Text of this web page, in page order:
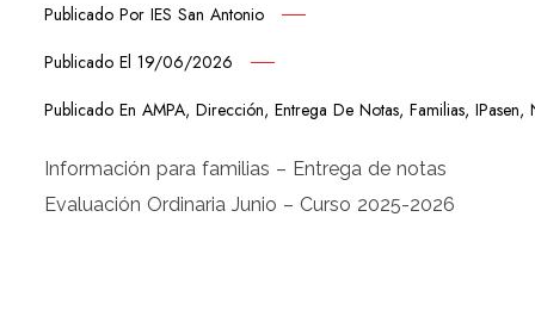
Publicado PorIES San Antonio
Publicado El19/06/2026
Publicado EnAMPA,Dirección,Entrega De Notas,Familias,IPasen,
Información para familias – Entrega de notas
Evaluación Ordinaria Junio – Curso 2025-2026